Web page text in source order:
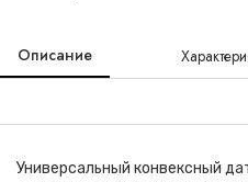
Описание
Универсальный конвексный